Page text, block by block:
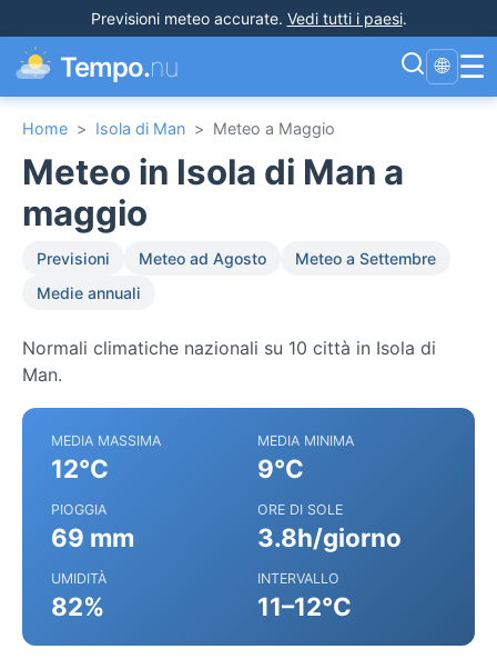
Previsioni meteo accurate. Vedi tutti i paesi.
Tempo.nu 🌐 ☰
Home > Isola di Man > Meteo a Maggio
Meteo in Isola di Man a
maggio
Previsioni Meteo ad Agosto
Meteo a Settembre
Medie annuali
Normali climatiche nazionali su 10 città in Isola di
Man.
MEDIA MASSIMA
12°C
MEDIA MINIMA
9°C
PIOGGIA
69 mm
ORE DI SOLE
3.8h/giorno
UMIDITÀ
82%
INTERVALLO
11–12°C